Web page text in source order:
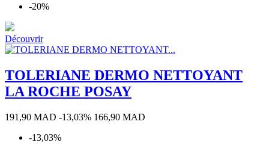
base
-20%
Découvrir
TOLERIANE DERMO NETTOYANT
LA ROCHE POSAY
Prix
base
191,90 MAD -13,03% Prix
166,90 MAD
-13,03%